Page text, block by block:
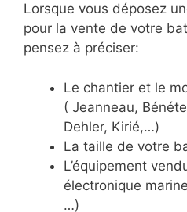
Lorsque vous déposez
pour la vente de votre
pensez à préciser:
Le chantier et le
( Jeanneau,
Dehler, Kirié,…)
La taille de votre
L’équipement
électronique
…)